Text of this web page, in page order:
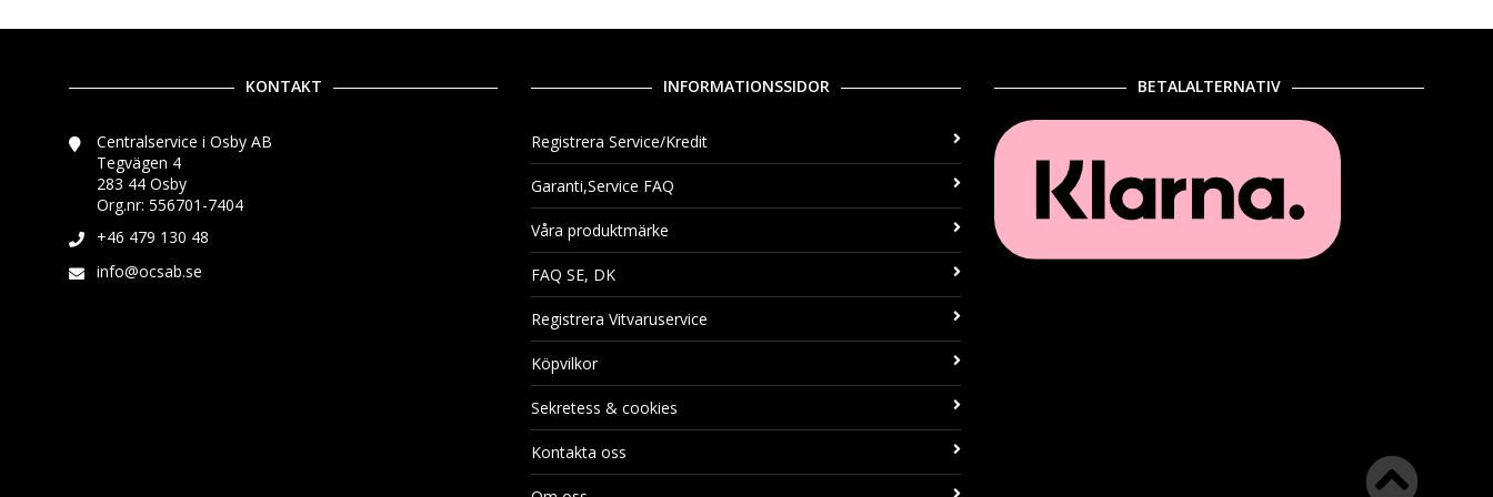
KONTAKT
Centralservice i Osby AB
Tegvägen 4
283 44 Osby
Org.nr: 556701-7404
+46 479 130 48
info@ocsab.se
INFORMATIONSSIDOR
Registrera Service/Kredit
Garanti,Service FAQ
Våra produktmärke
FAQ SE, DK
Registrera Vitvaruservice
Köpvilkor
Sekretess & cookies
Kontakta oss
BETALALTERNATIV